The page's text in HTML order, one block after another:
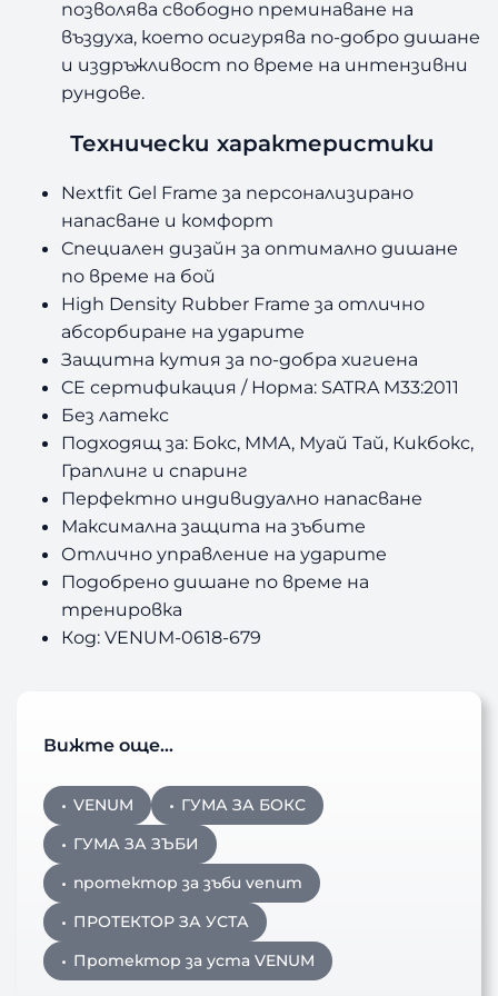
позволява свободно преминаване на
въздуха, което осигурява по-добро дишане
и издръжливост по време на интензивни
рундове.
Технически характеристики
Nextfit Gel Frame за персонализирано
напасване и комфорт
Специален дизайн за оптимално дишане
по време на бой
High Density Rubber Frame за отлично
абсорбиране на ударите
Защитна кутия за по-добра хигиена
CE сертификация / Норма: SATRA M33:2011
Без латекс
Подходящ за: Бокс, MMA, Муай Тай, Кикбокс,
Граплинг и спаринг
Перфектно индивидуално напасване
Максимална защита на зъбите
Отлично управление на ударите
Подобрено дишане по време на
тренировка
Код: VENUM-0618-679
Вижте още…
VENUM
ГУМА ЗА БОКС
ГУМА ЗА ЗЪБИ
протектор за зъби venum
ПРОТЕКТОР ЗА УСТА
Протектор за уста VENUM